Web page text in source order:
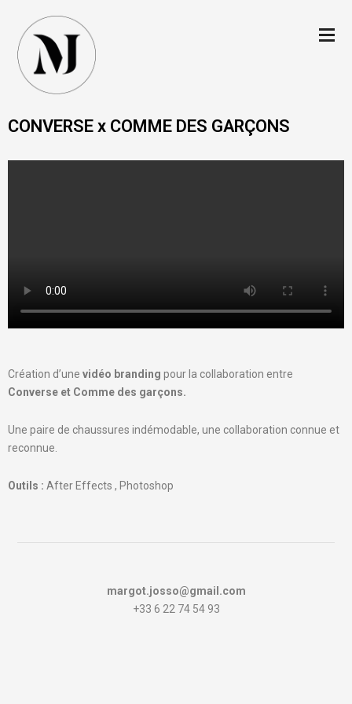
CONVERSE x COMME DES GARÇONS
Création d’une vidéo branding pour la collaboration entre
Converse et Comme des garçons.
Une paire de chaussures indémodable, une collaboration connue et
reconnue.
Outils : After Effects , Photoshop
margot.josso@gmail.com
+33 6 22 74 54 93